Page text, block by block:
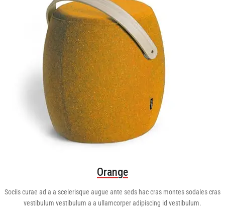
Orange
Sociis curae ad a a scelerisque augue ante seds hac cras montes sodales cras
vestibulum vestibulum a a ullamcorper adipiscing id vestibulum.